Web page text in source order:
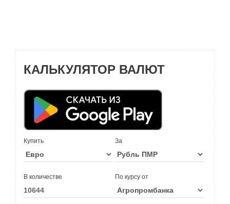
КАЛЬКУЛЯТОР ВАЛЮТ
Купить За
В количестве По курсу от